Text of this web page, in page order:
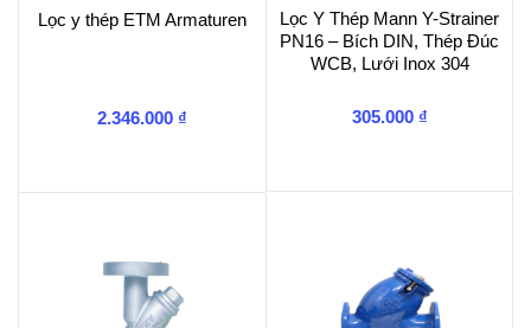
Lọc y thép ETM Armaturen
2.346.000 ₫
Lọc Y Thép Mann Y-Strainer
PN16 – Bích DIN, Thép Đúc
WCB, Lưới Inox 304
305.000 ₫